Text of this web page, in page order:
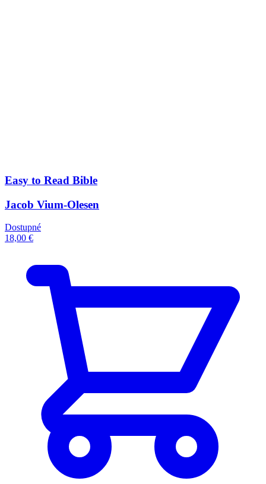
Easy to Read Bible
Jacob Vium-Olesen
Dostupné
18,00 €